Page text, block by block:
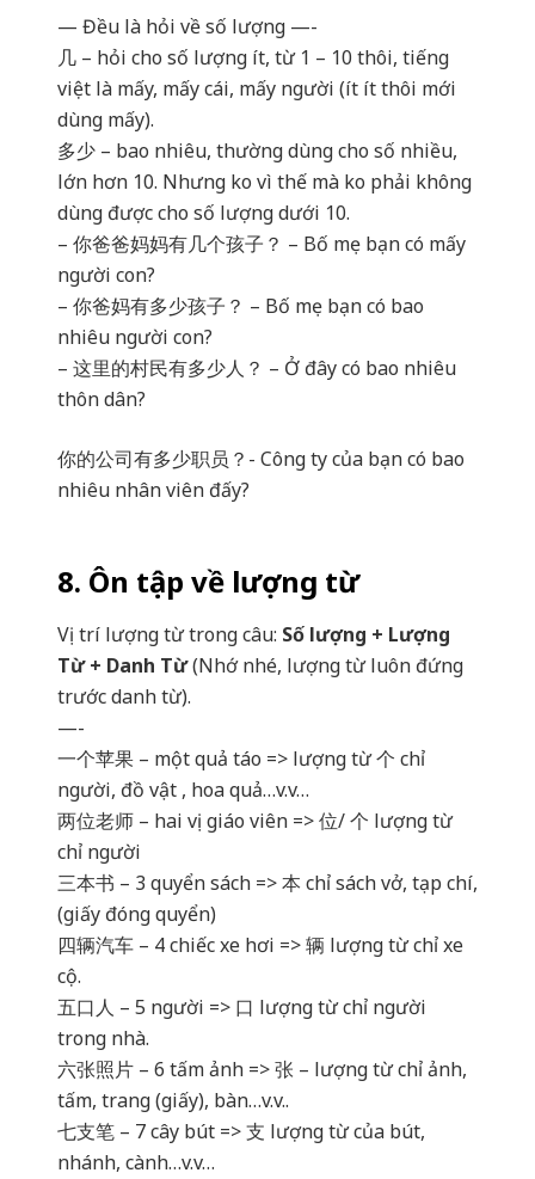
— Đều là hỏi về số lượng —-
几 – hỏi cho số lượng ít, từ 1 – 10 thôi, tiếng
việt là mấy, mấy cái, mấy người (ít ít thôi mới
dùng mấy).
多少 – bao nhiêu, thường dùng cho số nhiều,
lớn hơn 10. Nhưng ko vì thế mà ko phải không
dùng được cho số lượng dưới 10.
– 你爸爸妈妈有几个孩子？ – Bố mẹ bạn có mấy
người con?
– 你爸妈有多少孩子？ – Bố mẹ bạn có bao
nhiêu người con?
– 这里的村民有多少人？ – Ở đây có bao nhiêu
thôn dân?
你的公司有多少职员？- Công ty của bạn có bao
nhiêu nhân viên đấy?
8. Ôn tập về lượng từ
Vị trí lượng từ trong câu: Số lượng + Lượng
Từ + Danh Từ(Nhớ nhé, lượng từ luôn đứng
trước danh từ).
—-
一个苹果 – một quả táo => lượng từ 个 chỉ
người, đồ vật , hoa quả…v.v…
两位老师 – hai vị giáo viên => 位/ 个 lượng từ
chỉ người
三本书 – 3 quyển sách => 本 chỉ sách vở, tạp chí,
(giấy đóng quyển)
四辆汽车 – 4 chiếc xe hơi => 辆 lượng từ chỉ xe
cộ.
五口人 – 5 người => 口 lượng từ chỉ người
trong nhà.
六张照片 – 6 tấm ảnh => 张 – lượng từ chỉ ảnh,
tấm, trang (giấy), bàn…v.v..
七支笔 – 7 cây bút => 支 lượng từ của bút,
nhánh, cành…v.v…